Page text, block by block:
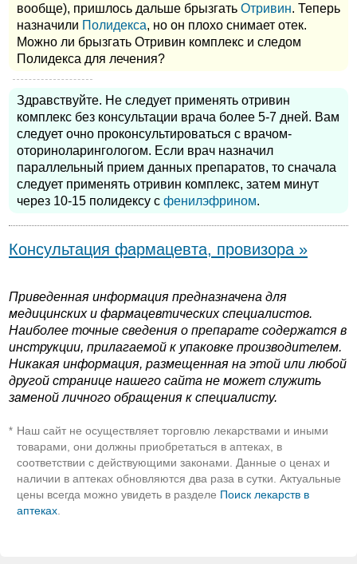
вообще), пришлось дальше брызгать Отривин. Теперь
назначили Полидекса, но он плохо снимает отек.
Можно ли брызгать Отривин комплекс и следом
Полидекса для лечения?
Здравствуйте. Не следует применять отривин
комплекс без консультации врача более 5-7 дней. Вам
следует очно проконсультироваться с врачом-
оториноларингологом. Если врач назначил
параллельный прием данных препаратов, то сначала
следует применять отривин комплекс, затем минут
через 10-15 полидексу с фенилэфрином.
Консультация фармацевта, провизора »
Приведенная информация предназначена для
медицинских и фармацевтических специалистов.
Наиболее точные сведения о препарате содержатся в
инструкции, прилагаемой к упаковке производителем.
Никакая информация, размещенная на этой или любой
другой странице нашего сайта не может служить
заменой личного обращения к специалисту.
* Наш сайт не осуществляет торговлю лекарствами и иными
товарами, они должны приобретаться в аптеках, в
соответствии с действующими законами. Данные о ценах и
наличии в аптеках обновляются два раза в сутки. Актуальные
цены всегда можно увидеть в разделе Поиск лекарств в
аптеках.